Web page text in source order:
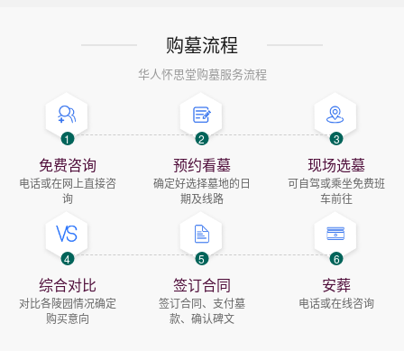
购墓流程
华人怀思堂购墓服务流程
1
免费咨询
电话或在网上直接咨
询
2
预约看墓
确定好选择墓地的日
期及线路
3
现场选墓
可自驾或乘坐免费班
车前往
4
综合对比
对比各陵园情况确定
购买意向
5
签订合同
签订合同、支付墓
款、确认碑文
6
安葬
电话或在线咨询